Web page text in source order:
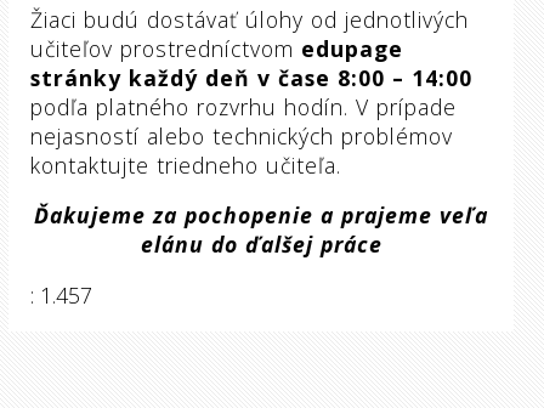
Žiaci budú dostávať úlohy od jednotlivých
učiteľov prostredníctvom edupage
stránky každý deň v čase 8:00 – 14:00
podľa platného rozvrhu hodín. V prípade
nejasností alebo technických problémov
kontaktujte triedneho učiteľa.
Ďakujeme za pochopenie a prajeme veľa
elánu do ďalšej práce
: 1.457